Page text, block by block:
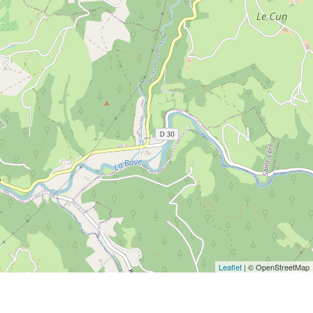
Leaflet | © OpenStreetMap